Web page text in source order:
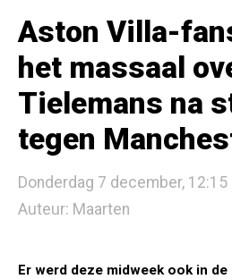
Aston Villa-
het massaal
Tielemans na
tegen
Donderdag 7 december, 12:15
Auteur: Maarten
Er werd deze midweek ook in de